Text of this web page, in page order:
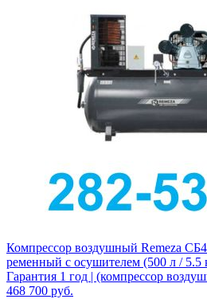
Компрессор воздушный Remeza
ременный с осушителем (500 л / 5.5
Гарантия 1 год | (компрессор
468 700 руб.